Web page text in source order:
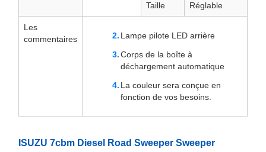
Taille Réglable
Les
commentaires
Lampe pilote LED arrière
Corps de la boîte à
déchargement automatique
La couleur sera conçue en
fonction de vos besoins.
ISUZU 7cbm Diesel Road Sweeper Sweeper